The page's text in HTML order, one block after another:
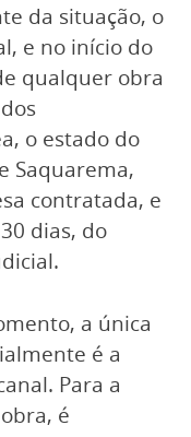
da situação, o
e no início do
qualquer obra
o estado do
Saquarema,
contratada, e
dias, do
a única
é a
Para a
é